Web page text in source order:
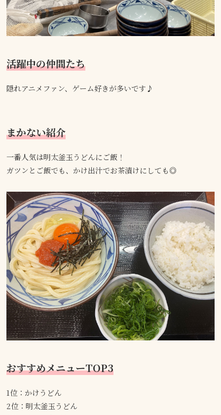
活躍中の仲間たち
隠れアニメファン、ゲーム好きが多いです♪
まかない紹介
一番人気は明太釜玉うどんにご飯！
ガツンとご飯でも、かけ出汁でお茶漬けにしても◎
おすすめメニューTOP3
1位：かけうどん
2位：明太釜玉うどん